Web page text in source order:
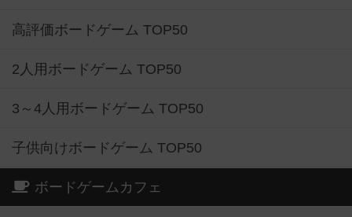
高評価ボードゲーム TOP50
2人用ボードゲーム TOP50
3～4人用ボードゲーム TOP50
子供向けボードゲーム TOP50
ボードゲームカフェ